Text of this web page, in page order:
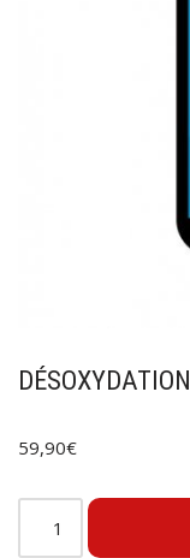
DÉSOXYDATION
59,90€